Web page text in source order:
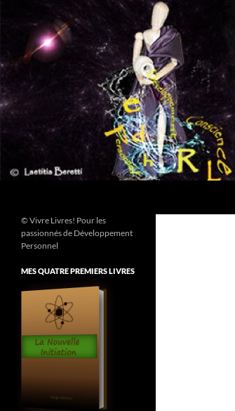
contenu
© Vivre Livres! Pour les
passionnés de Développement
Personnel
MES QUATRE PREMIERS LIVRES